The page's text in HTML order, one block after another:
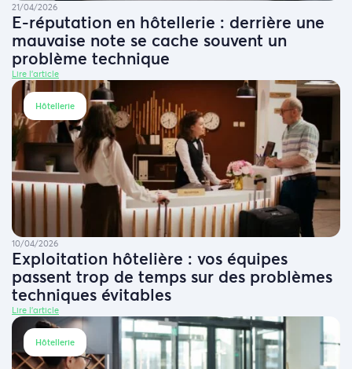
21/04/2026
E-réputation en hôtellerie : derrière une
mauvaise note se cache souvent un
problème technique
Lire l'article
Hôtellerie
10/04/2026
Exploitation hôtelière : vos équipes
passent trop de temps sur des problèmes
techniques évitables
Lire l'article
Hôtellerie